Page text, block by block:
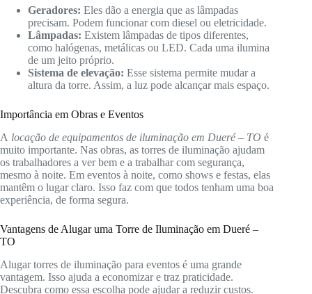
Geradores: Eles dão a energia que as lâmpadas
precisam. Podem funcionar com diesel ou eletricidade.
Lâmpadas: Existem lâmpadas de tipos diferentes,
como halógenas, metálicas ou LED. Cada uma ilumina
de um jeito próprio.
Sistema de elevação: Esse sistema permite mudar a
altura da torre. Assim, a luz pode alcançar mais espaço.
Importância em Obras e Eventos
A locação de equipamentos de iluminação em Dueré – TO é
muito importante. Nas obras, as torres de iluminação ajudam
os trabalhadores a ver bem e a trabalhar com segurança,
mesmo à noite. Em eventos à noite, como shows e festas, elas
mantêm o lugar claro. Isso faz com que todos tenham uma boa
experiência, de forma segura.
Vantagens de Alugar uma Torre de Iluminação em Dueré –
TO
Alugar torres de iluminação para eventos é uma grande
vantagem. Isso ajuda a economizar e traz praticidade.
Descubra como essa escolha pode ajudar a reduzir custos.